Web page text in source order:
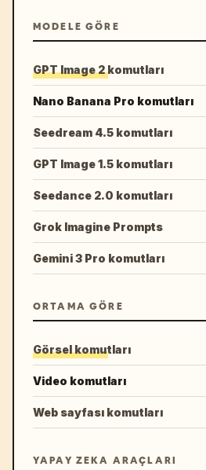
MODELE GÖRE
GPT Image 2 komutları
Nano Banana Pro komutları
Seedream 4.5 komutları
GPT Image 1.5 komutları
Seedance 2.0 komutları
Grok Imagine Prompts
Gemini 3 Pro komutları
ORTAMA GÖRE
Görsel komutları
Video komutları
Web sayfası komutları
YAPAY ZEKA ARAÇLARI